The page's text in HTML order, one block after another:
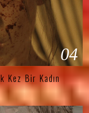
04
Kez Bir Kadın